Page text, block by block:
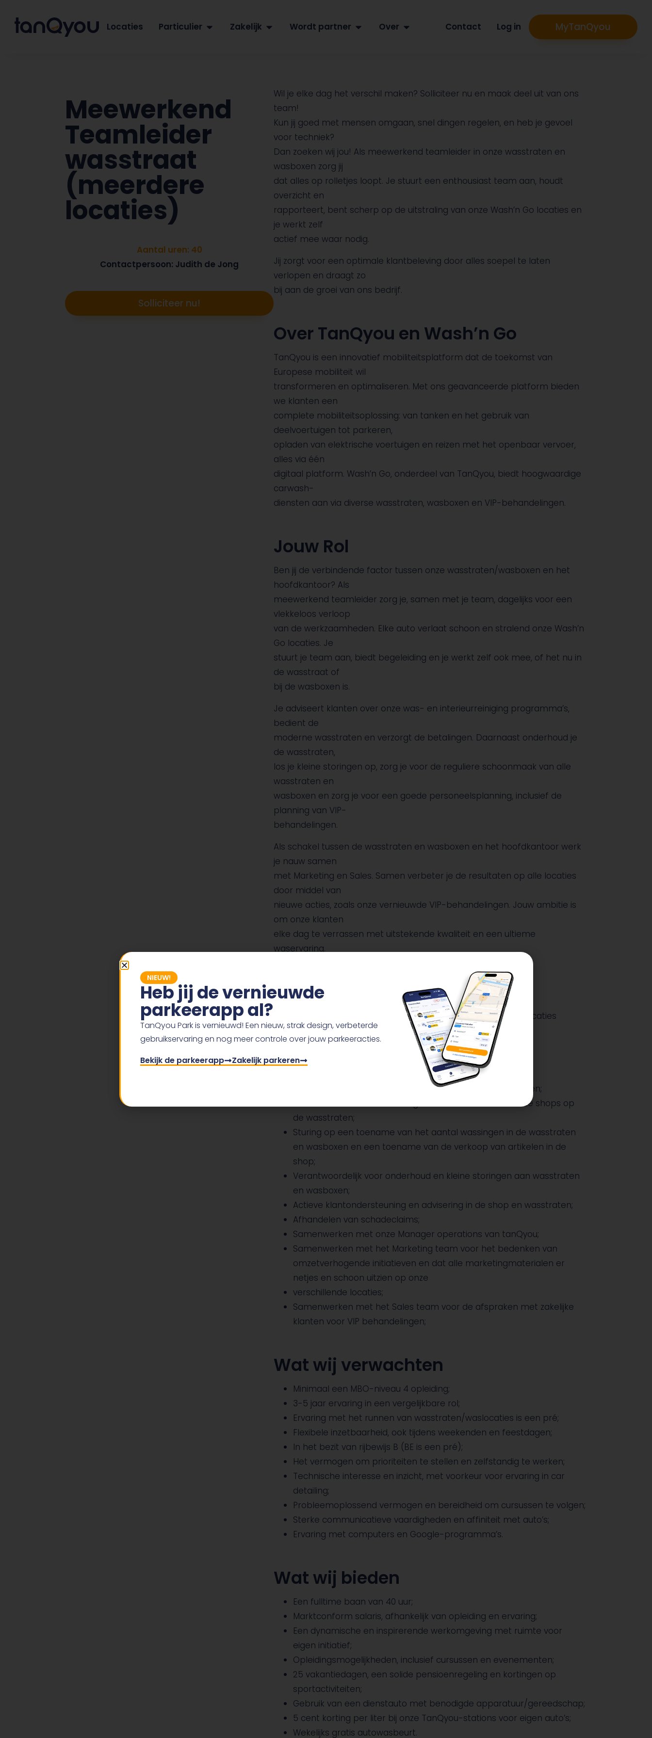
Locaties Particulier Zakelijk Wordt partner Over Contact Log in MyTanQyou
Meewerkend
Teamleider
wasstraat
(meerdere
locaties)
Aantal uren: 40
Contactpersoon: Judith de Jong
Solliciteer nu!
Wil je elke dag het verschil maken? Solliciteer nu en maak deel uit van ons
team!
Kun jij goed met mensen omgaan, snel dingen regelen, en heb je gevoel
voor techniek?
Dan zoeken wij jou! Als meewerkend teamleider in onze wasstraten en
wasboxen zorg jij
dat alles op rolletjes loopt. Je stuurt een enthousiast team aan, houdt
overzicht en
rapporteert, bent scherp op de uitstraling van onze Wash’n Go locaties en
je werkt zelf
actief mee waar nodig.
Jij zorgt voor een optimale klantbeleving door alles soepel te laten
verlopen en draagt zo
bij aan de groei van ons bedrijf.
Over TanQyou en Wash’n Go
TanQyou is een innovatief mobiliteitsplatform dat de toekomst van
Europese mobiliteit wil
transformeren en optimaliseren. Met ons geavanceerde platform bieden
we klanten een
complete mobiliteitsoplossing: van tanken en het gebruik van
deelvoertuigen tot parkeren,
opladen van elektrische voertuigen en reizen met het openbaar vervoer,
alles via één
digitaal platform. Wash’n Go, onderdeel van TanQyou, biedt hoogwaardige
carwash-
diensten aan via diverse wasstraten, wasboxen en VIP-behandelingen.
Jouw Rol
Ben jij de verbindende factor tussen onze wasstraten/wasboxen en het
hoofdkantoor? Als
meewerkend teamleider zorg je, samen met je team, dagelijks voor een
vlekkeloos verloop
van de werkzaamheden. Elke auto verlaat schoon en stralend onze Wash’n
Go locaties. Je
stuurt je team aan, biedt begeleiding en je werkt zelf ook mee, of het nu in
de wasstraat of
bij de wasboxen is.
Je adviseert klanten over onze was- en interieurreiniging programma’s,
bedient de
moderne wasstraten en verzorgt de betalingen. Daarnaast onderhoud je
de wasstraten,
los je kleine storingen op, zorg je voor de reguliere schoonmaak van alle
wasstraten en
wasboxen en zorg je voor een goede personeelsplanning, inclusief de
planning van VIP-
behandelingen.
Als schakel tussen de wasstraten en wasboxen en het hoofdkantoor werk
je nauw samen
met Marketing en Sales. Samen verbeter je de resultaten op alle locaties
door middel van
nieuwe acties, zoals onze vernieuwde VIP-behandelingen. Jouw ambitie is
om onze klanten
elke dag te verrassen met uitstekende kwaliteit en een ultieme
waservaring.
Kerntaken
Het operationeel beheren van verschillende Wash’n Go locaties
(Franeker, Leeuwarden, Burgum en St Annaparochie);
Aansturen en motiveren van je team;
Meewerken in alle dagelijkse werkzaamheden;
Het opstellen van personeelsroosters;
Het opstellen van planningen voor onze VIP-behandelingen;
Voorraadbeheer en bestellingen van alle artikelen in onze shops op
de wasstraten;
Sturing op een toename van het aantal wassingen in de wasstraten
en wasboxen en een toename van de verkoop van artikelen in de
shop;
Verantwoordelijk voor onderhoud en kleine storingen aan wasstraten
en wasboxen;
Actieve klantondersteuning en advisering in de shop en wasstraten;
Afhandelen van schadeclaims;
Samenwerken met onze Manager operations van tanQyou;
Samenwerken met het Marketing team voor het bedenken van
omzetverhogende initiatieven en dat alle marketingmaterialen er
netjes en schoon uitzien op onze
verschillende locaties;
Samenwerken met het Sales team voor de afspraken met zakelijke
klanten voor VIP behandelingen;
Wat wij verwachten
Minimaal een MBO-niveau 4 opleiding;
3-5 jaar ervaring in een vergelijkbare rol;
Ervaring met het runnen van wasstraten/waslocaties is een pré;
Flexibele inzetbaarheid, ook tijdens weekenden en feestdagen;
In het bezit van rijbewijs B (BE is een pré);
Het vermogen om prioriteiten te stellen en zelfstandig te werken;
Technische interesse en inzicht, met voorkeur voor ervaring in car
detailing;
Probleemoplossend vermogen en bereidheid om cursussen te volgen;
Sterke communicatieve vaardigheden en affiniteit met auto’s;
Ervaring met computers en Google-programma’s.
Wat wij bieden
Een fulltime baan van 40 uur;
Marktconform salaris, afhankelijk van opleiding en ervaring;
Een dynamische en inspirerende werkomgeving met ruimte voor
eigen initiatief;
Opleidingsmogelijkheden, inclusief cursussen en evenementen;
25 vakantiedagen, een solide pensioenregeling en kortingen op
sportactiviteiten;
Gebruik van een dienstauto met benodigde apparatuur/gereedschap;
5 cent korting per liter bij onze TanQyou-stations voor eigen auto’s;
Wekelijks gratis autowasbeurt.
NIEUW!
Heb jij de vernieuwde
parkeerapp al?
TanQyou Park is vernieuwd! Een nieuw, strak design, verbeterde
gebruikservaring en nog meer controle over jouw parkeeracties.
Bekijk de parkeerapp
Zakelijk parkeren